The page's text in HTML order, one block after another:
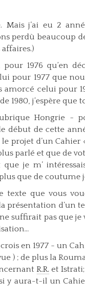
j’ai eu 2
perdù beaucoup
1976 qu’en
pour 1977 que
amorcé celui pour
1980, j’espère que
Hongrie -
début de cette
projet d’un Cahier
parlé et que de
je m’
que de coutume
texte que vous
présentation d’un
suffirait pas que je
en 1977 - un
) ; de plus la
R.R. et
y aura-t-il un